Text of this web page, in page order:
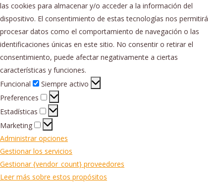
las cookies para almacenar y/o acceder a la información del
dispositivo. El consentimiento de estas tecnologías nos permitirá
procesar datos como el comportamiento de navegación o las
identificaciones únicas en este sitio. No consentir o retirar el
consentimiento, puede afectar negativamente a ciertas
características y funciones.
Funcional
Funcional
Siempre activo
Preferences
Preferences
Estadísticas
Estadísticas
Marketing
Marketing
Administrar opciones
Gestionar los servicios
Gestionar {vendor_count} proveedores
Leer más sobre estos propósitos